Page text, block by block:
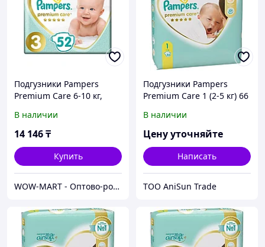
Подгузники Pampers
Premium Care 6-10 кг,
В наличии
14 146₸
Купить
WOW-MART - Оптово-розничный Склад - товары на заказ до двери
Подгузники Pampers
Premium Care 1 (2-5 кг) 66
В наличии
Цену уточняйте
Написать
ТОО AniSun Trade